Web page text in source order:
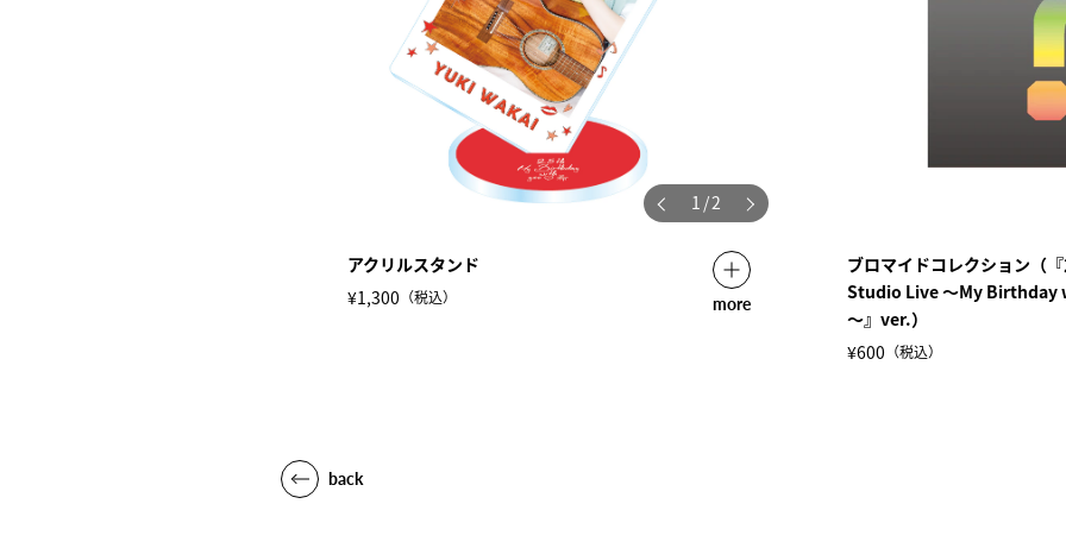
1 /2
アクリルスタンド
¥1,300 （税込） more
ブロマイドコレクション（
Studio Live ～My Birthday
～』ver.）
¥600 （税込）
back